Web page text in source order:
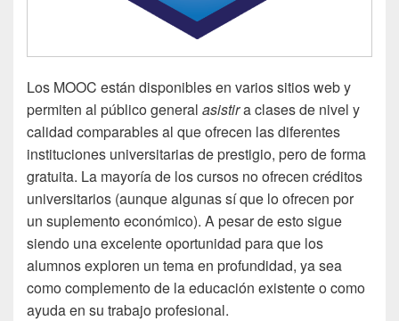
Los MOOC están disponibles en varios sitios web y
permiten al público general asistira clases de nivel y
calidad comparables al que ofrecen las diferentes
instituciones universitarias de prestigio, pero de forma
gratuita. La mayoría de los cursos no ofrecen créditos
universitarios (aunque algunas sí que lo ofrecen por
un suplemento económico). A pesar de esto sigue
siendo una excelente oportunidad para que los
alumnos exploren un tema en profundidad, ya sea
como complemento de la educación existente o como
ayuda en su trabajo profesional.